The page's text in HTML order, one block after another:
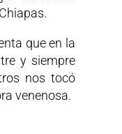
que en la
y siempre
nos tocó
venenosa.